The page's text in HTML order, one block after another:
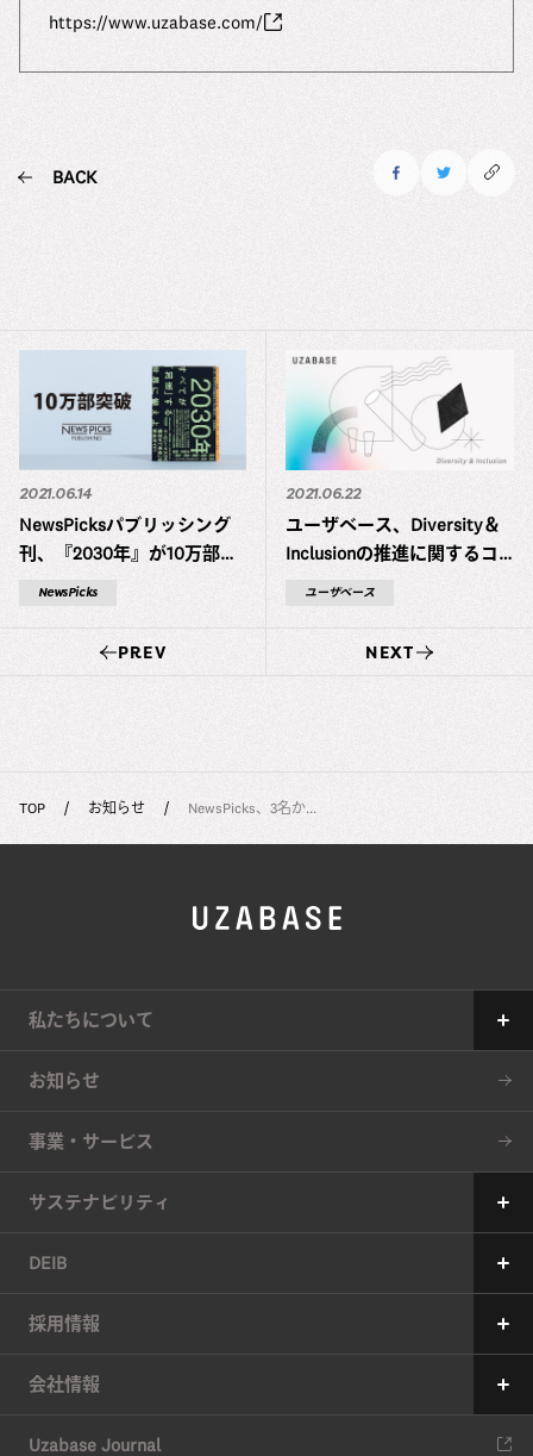
https://www.uzabase.com/
BACK
PREV
2021.06.14
NewsPicksパブリッシング
刊、『2030年』が10万部突
破 NewsPicks
NEXT
2021.06.22
ユーザベース、Diversity＆
Inclusionの推進に関するコ
ミットメントを策定
ユーザベース
TOP お知らせ NewsPicks、3名か...
私たちについて
Our Mission
お知らせ
事業・サービス
サステナビリティ
サステナビリティへの考え方
マテリアリティの特定アプローチ
ESG推進体制
DEIB
メッセージ
採用情報
メッセージ
会社情報
会社情報
Uzabase Journal